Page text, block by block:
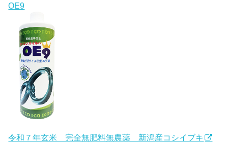
OE9
令和７年玄米 完全無肥料無農薬 新潟産コシイブキ